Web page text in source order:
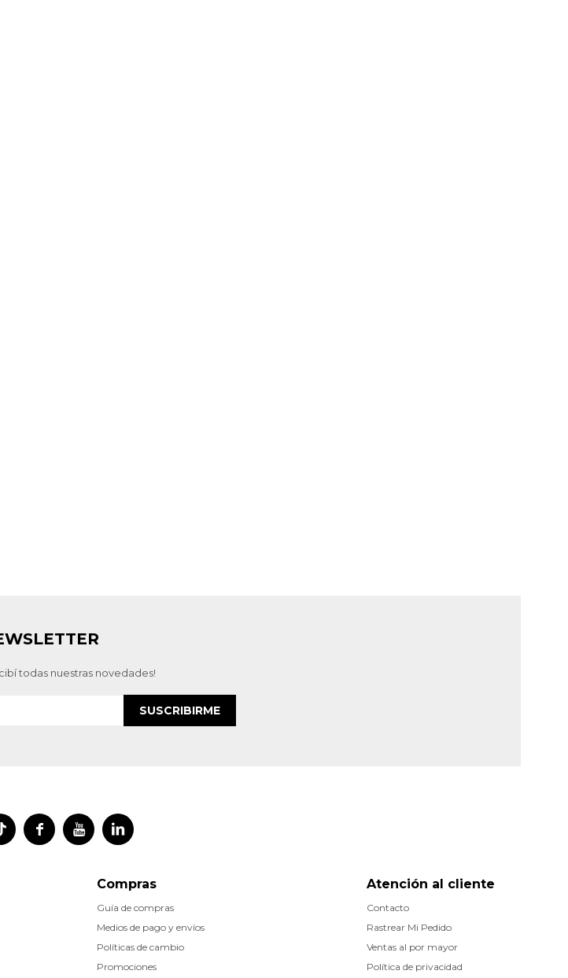
  
Atención al cliente
Contacto
Rastrear Mi Pedido
Ventas al por mayor
Política de privacidad
Compras
Guía de compras
Medios de pago y envíos
Políticas de cambio
Promociones
todas nuestras novedades!
SUSCRIBIRME